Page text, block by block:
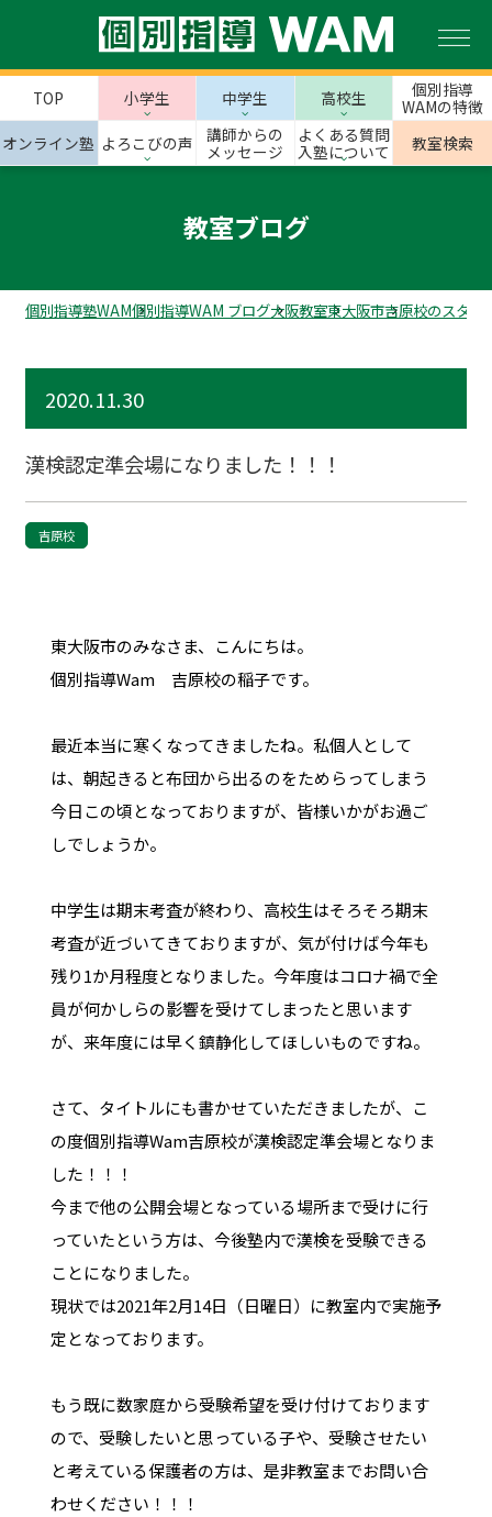
TOP 小学生 中学生 高校生
個別指導
WAMの特徴
オンライン塾 よろこびの声
講師からの
メッセージ
よくある質問
入塾について
教室検索
教室ブログ
個別指導塾WAM個別指導WAM ブログ大阪教室東大阪市吉原校のスタッ
2020.11.30
漢検認定準会場になりました！！！
吉原校
東大阪市のみなさま、こんにちは。
個別指導Wam 吉原校の稲子です。
最近本当に寒くなってきましたね。私個人として
は、朝起きると布団から出るのをためらってしまう
今日この頃となっておりますが、皆様いかがお過ご
しでしょうか。
中学生は期末考査が終わり、高校生はそろそろ期末
考査が近づいてきておりますが、気が付けば今年も
残り1か月程度となりました。今年度はコロナ禍で全
員が何かしらの影響を受けてしまったと思います
が、来年度には早く鎮静化してほしいものですね。
さて、タイトルにも書かせていただきましたが、こ
の度個別指導Wam吉原校が漢検認定準会場となりま
した！！！
今まで他の公開会場となっている場所まで受けに行
っていたという方は、今後塾内で漢検を受験できる
ことになりました。
現状では2021年2月14日（日曜日）に教室内で実施予
定となっております。
もう既に数家庭から受験希望を受け付けております
ので、受験したいと思っている子や、受験させたい
と考えている保護者の方は、是非教室までお問い合
わせください！！！